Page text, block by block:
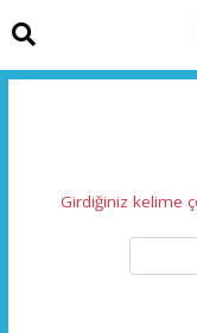
Girdiğiniz kelime